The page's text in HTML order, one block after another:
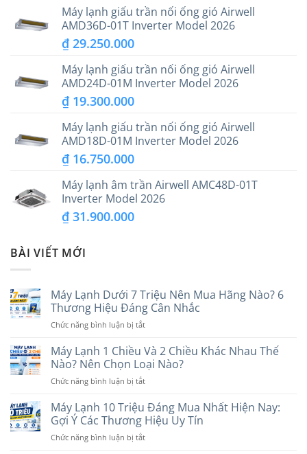
Máy lạnh giấu trần nối ống gió Airwell
AMD36D-01T Inverter Model 2026
₫ 29.250.000
Máy lạnh giấu trần nối ống gió Airwell
AMD24D-01M Inverter Model 2026
₫ 19.300.000
Máy lạnh giấu trần nối ống gió Airwell
AMD18D-01M Inverter Model 2026
₫ 16.750.000
Máy lạnh âm trần Airwell AMC48D-01T
Inverter Model 2026
₫ 31.900.000
BÀI VIẾT MỚI
Máy Lạnh Dưới 7 Triệu Nên Mua Hãng Nào? 6
Thương Hiệu Đáng Cân Nhắc
Chức năng bình luận bị tắtở
Lạnh
Dưới
7
Triệu
Mua
Hãng
Nào?
6
Máy Lạnh 1 Chiều Và 2 Chiều Khác Nhau Thế
Nào? Nên Chọn Loại Nào?
Chức năng bình luận bị tắtở
Lạnh
1
Chiều
Và
Máy Lạnh 10 Triệu Đáng Mua Nhất Hiện Nay:
Gợi Ý Các Thương Hiệu Uy Tín
Chức năng bình luận bị tắtở